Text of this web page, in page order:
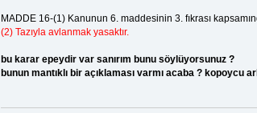
MADDE 16-(1) Kanunun 6. maddesinin 3. fıkrası
(2) Tazıyla avlanmak yasaktır.
bu karar epeydir var sanırım bunu söylüyorsunuz ?
bunun mantıklı bir açıklaması varmı acaba ?